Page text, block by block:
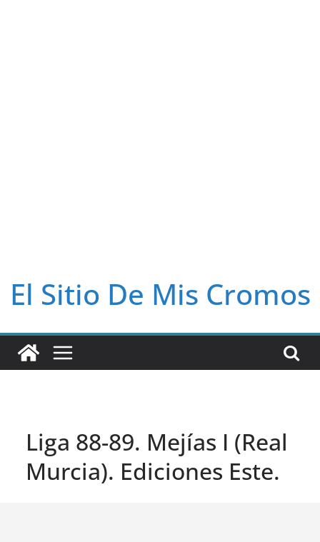
El Sitio De Mis Cromos
Liga 88-89. Mejías I (Real
Murcia). Ediciones Este.